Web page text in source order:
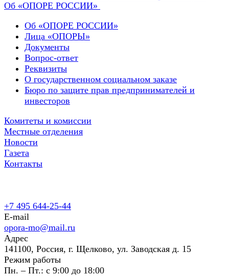
Об «ОПОРЕ РОССИИ»
Об «ОПОРЕ РОССИИ»
Лица «ОПОРЫ»
Документы
Вопрос-ответ
Реквизиты
О государственном социальном заказе
Бюро по защите прав предпринимателей и
инвесторов
Комитеты и комиссии
Местные отделения
Новости
Газета
Контакты
+7 495 644-25-44
E-mail
opora-mo@mail.ru
Адрес
141100, Россия, г. Щелково, ул. Заводская д. 15
Режим работы
Пн. – Пт.: с 9:00 до 18:00